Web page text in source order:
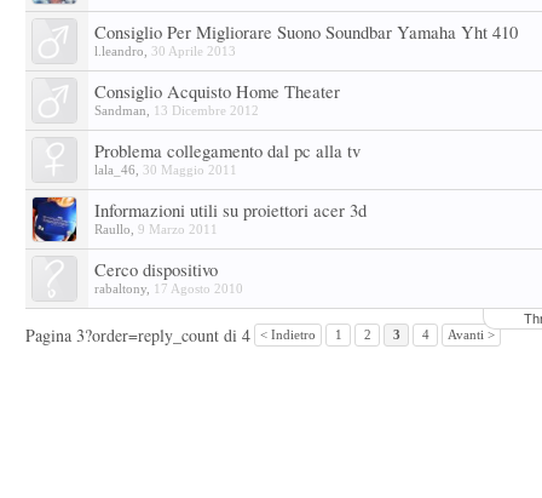
Consiglio Per Migliorare Suono Soundbar Yamaha Yht 410
l.leandro 30 Aprile 2013
Consiglio Acquisto Home Theater
Sandman 13 Dicembre 2012
Problema collegamento dal pc alla tv
lala_46 30 Maggio 2011
Informazioni utili su proiettori acer 3d
Raullo 9 Marzo 2011
Cerco dispositivo
rabaltony 17 Agosto 2010
Pagina 3?order=reply_count di 4 < Indietro 1 2 3 4 Avanti >